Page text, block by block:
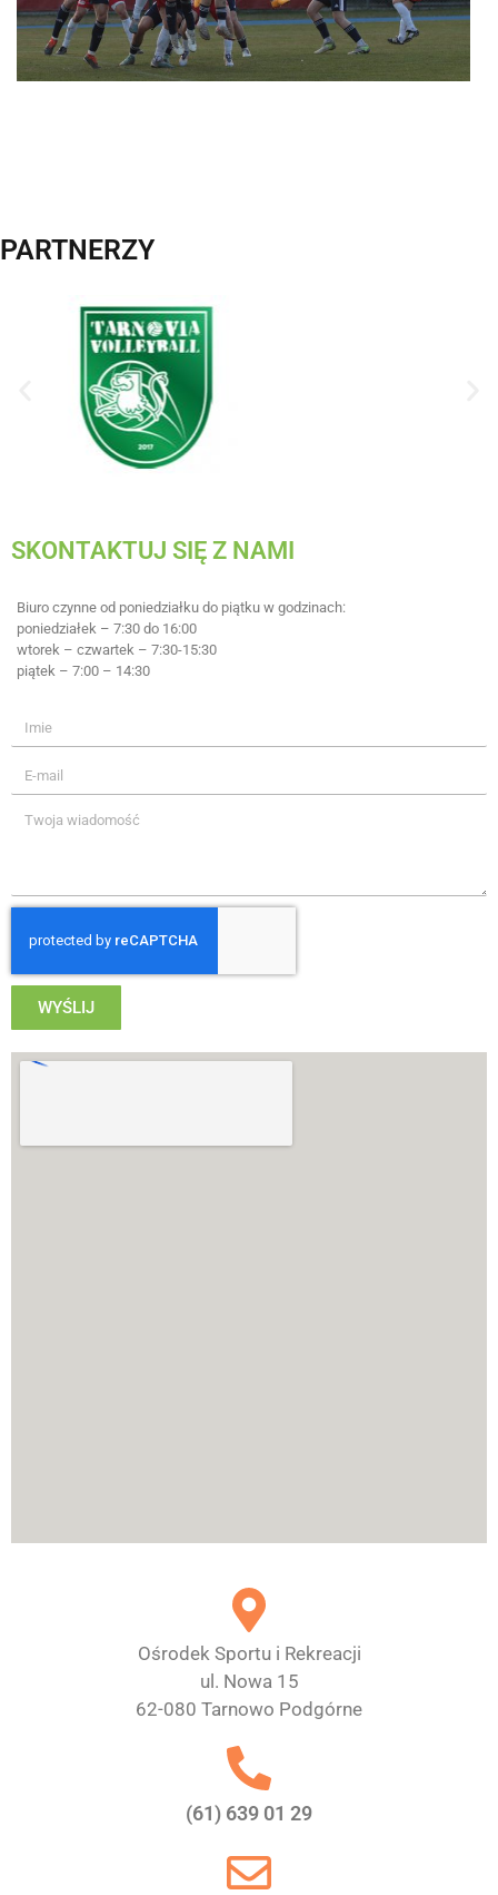
PARTNERZY
SKONTAKTUJ SIĘ Z NAMI
Biuro czynne od poniedziałku do piątku w godzinach:
poniedziałek – 7:30 do 16:00
wtorek – czwartek – 7:30-15:30
piątek – 7:00 – 14:30
WYŚLIJ
Ośrodek Sportu i Rekreacji
ul. Nowa 15
62-080 Tarnowo Podgórne
(61) 639 01 29